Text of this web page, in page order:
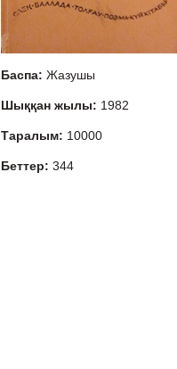
Баспа: Жазушы
Шыққан жылы: 1982
Таралым: 10000
Беттер: 344